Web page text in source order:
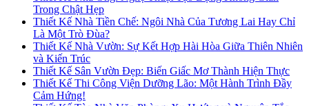
Trong Chật Hẹp
Thiết Kế Nhà Tiền Chế: Ngôi Nhà Của Tương Lai Hay Chỉ
Là Một Trò Đùa?
Thiết Kế Nhà Vườn: Sự Kết Hợp Hài Hòa Giữa Thiên Nhiên
và Kiến Trúc
Thiết Kế Sân Vườn Đẹp: Biến Giấc Mơ Thành Hiện Thực
Thiết Kế Thi Công Viện Dưỡng Lão: Một Hành Trình Đầy
Cảm Hứng!